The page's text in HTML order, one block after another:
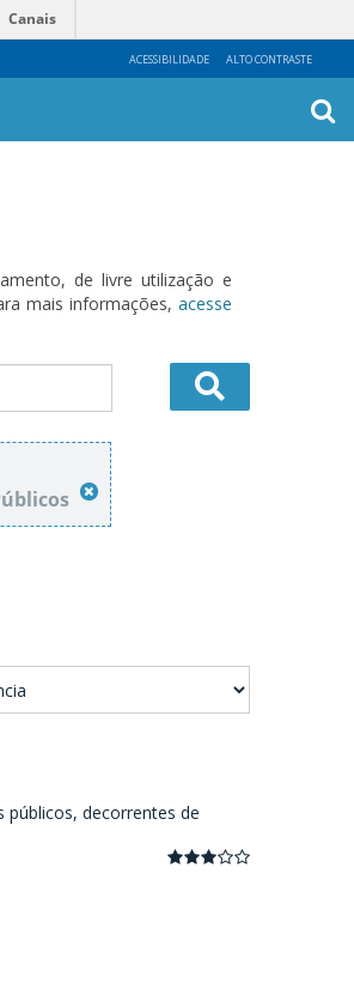
ACESSIBILIDADE ALTO CONTRASTE
Canais
de livre utilização e
mais informações, acesse
decorrentes de